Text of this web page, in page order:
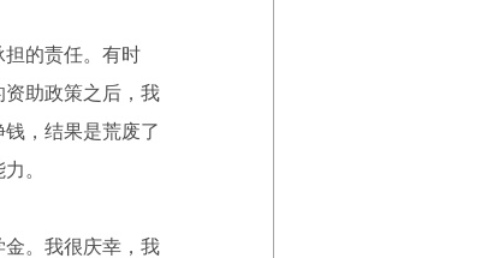
的责任。有时
助政策之后，我
，结果是荒废了
。
。我很庆幸，我